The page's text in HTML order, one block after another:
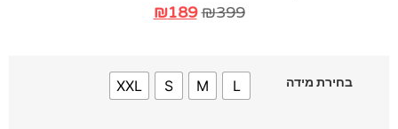
₪
₪189
בחירת מידה M
S
XXL